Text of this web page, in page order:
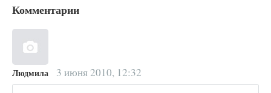
Комментарии
Людмила 3 июня 2010, 12:32